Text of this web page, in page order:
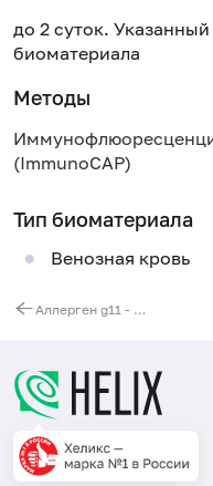
до 2 суток.
биоматериала
Методы
(ImmunoCAP)
Тип биоматериала
Венозная кровь
Аллерген g11 - костер полевой, IgE (ImmunoCAP)